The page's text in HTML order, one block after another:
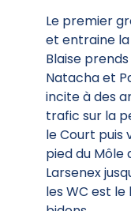
Le premier
et entraine
Blaise
Natacha et
incite à des
trafic sur la
le Court puis
pied du
Larsenex
les WC est